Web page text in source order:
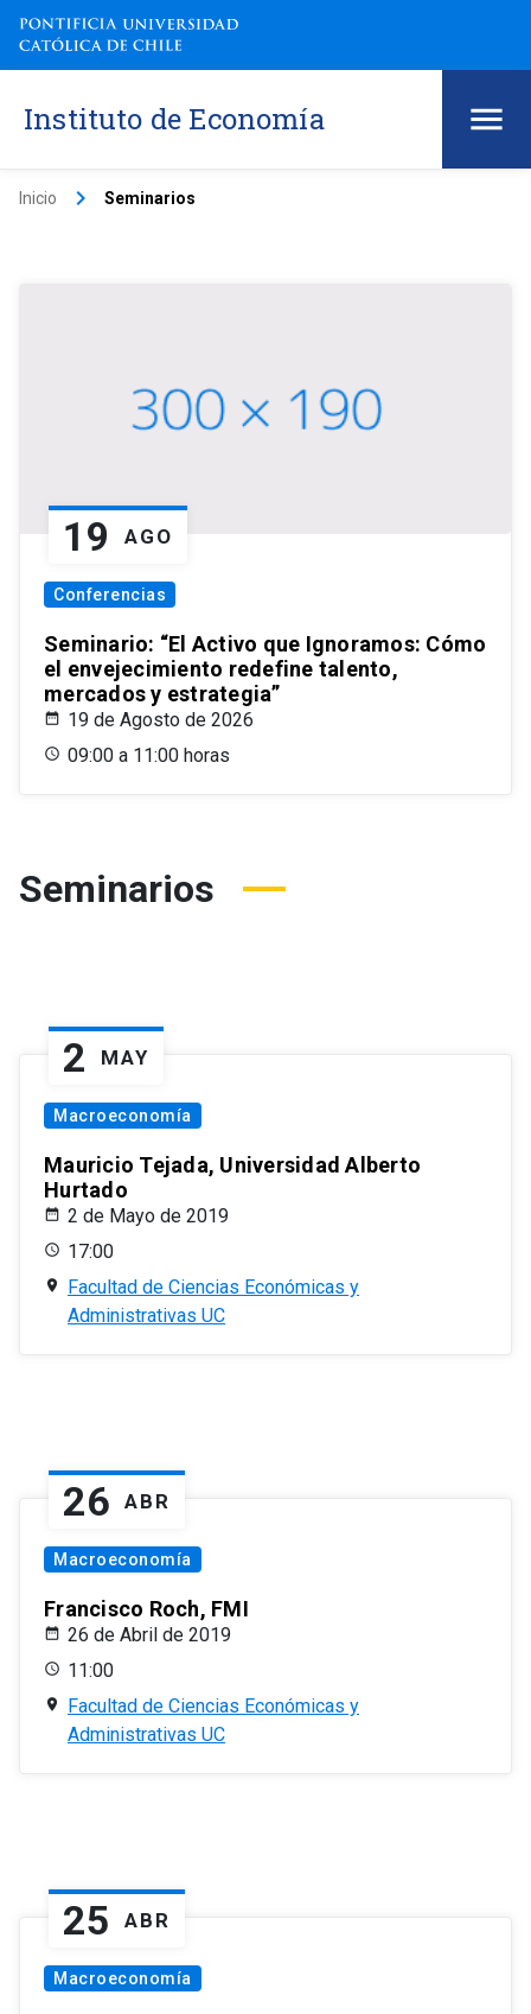
Instituto de Economía
Inicio keyboard_arrow_right Seminarios
19 AGO
Conferencias
Seminario: “El Activo que Ignoramos: Cómo
el envejecimiento redefine talento,
mercados y estrategia”
19 de Agosto de 2026
09:00 a 11:00 horas
Seminarios
2 MAY
Macroeconomía
Mauricio Tejada, Universidad Alberto
Hurtado
2 de Mayo de 2019
17:00
Facultad de Ciencias Económicas y
Administrativas UC
26 ABR
Macroeconomía
Francisco Roch, FMI
26 de Abril de 2019
11:00
Facultad de Ciencias Económicas y
Administrativas UC
25 ABR
Macroeconomía